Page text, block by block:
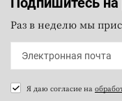
Раз в неделю мы
Я даю согласие на